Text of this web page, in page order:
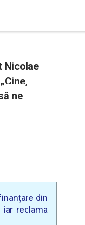
Nicolae
ne
din
reclama